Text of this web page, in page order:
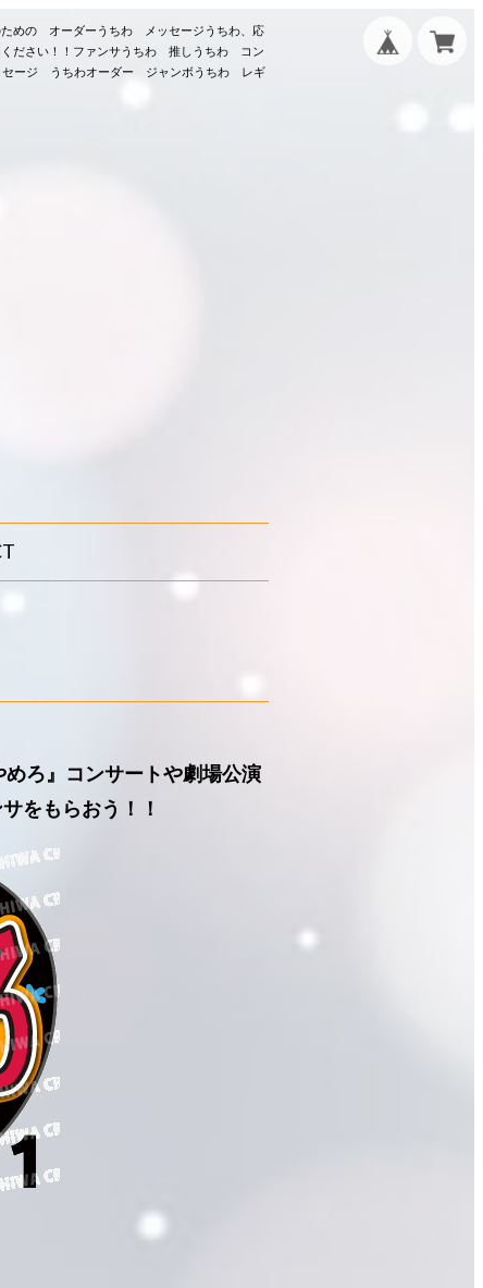
めの オーダーうちわ メッセージうちわ、応
ください！！ファンサうちわ 推しうちわ コン
セージ うちわオーダー ジャンボうちわ レギ
めろ』コンサートや劇場公演
をもらおう！！